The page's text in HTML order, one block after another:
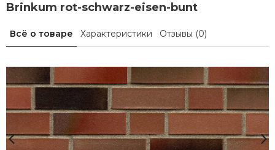
Brinkum rot-schwarz-eisen-bunt
Всё о товаре Характеристики Отзывы (0)